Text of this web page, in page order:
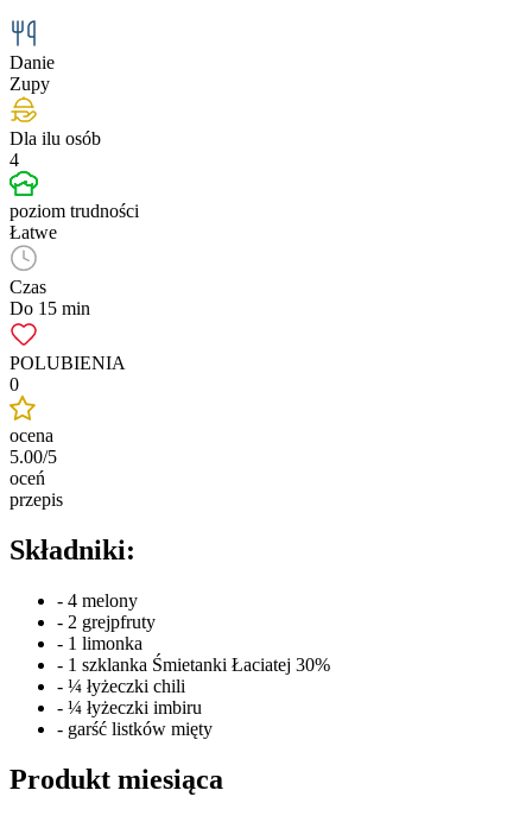
Danie
Zupy
Dla ilu osób
4
poziom trudności
Łatwe
Czas
Do 15 min
POLUBIENIA
0
ocena
5.00/5
oceń
przepis
Składniki:
- 4 melony
- 2 grejpfruty
- 1 limonka
- 1 szklanka Śmietanki Łaciatej 30%
- ¼ łyżeczki chili
- ¼ łyżeczki imbiru
- garść listków mięty
Produkt miesiąca